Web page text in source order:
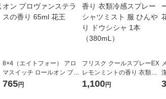
8×4（エイトフォー） アロ
マスイッチ ロールオン プロ
ヴァンステラスの香り 65ml
765円
フリスク クールスプレーEX
レモンミントの香り 衣類冷
感スプレー シャツミスト 服
ひんやり ドウシシャ 1本（3
1,100円